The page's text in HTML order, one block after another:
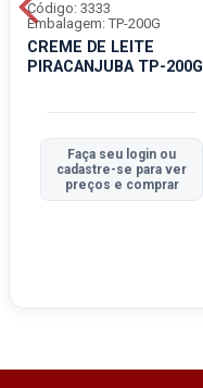
CREME DE LEITE
PIRACANJUBA TP-200G
Código: 3333
Embalagem: TP-200G
Faça seu login ou
cadastre-se para ver
preços e comprar